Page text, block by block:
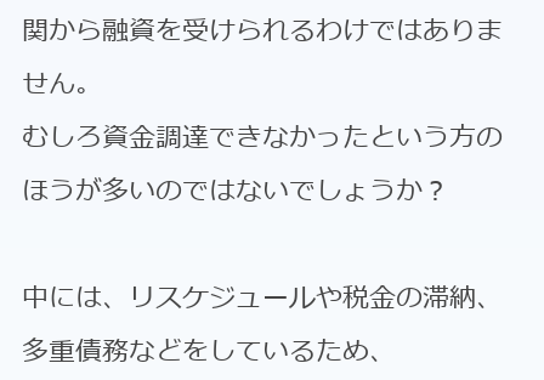
関から融資を受けられるわけではありま
せん。
むしろ資金調達できなかったという方の
ほうが多いのではないでしょうか？
中には、リスケジュールや税金の滞納、
多重債務などをしているため、